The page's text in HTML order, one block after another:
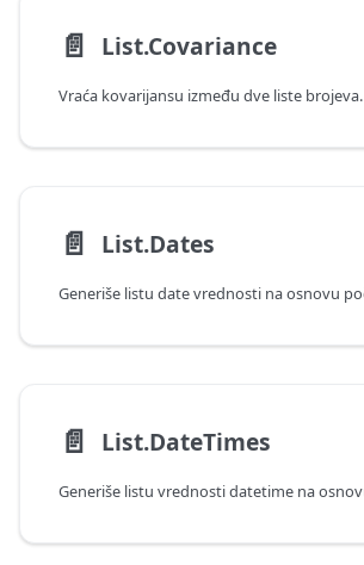
📄️ List.Covariance
Vraća kovarijansu između dve liste brojeva.
📄️ List.Dates
📄️ List.DateTimes